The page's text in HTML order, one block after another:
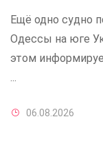
Ещё одно судно
Одессы на юге
этом
...
06.08.2026